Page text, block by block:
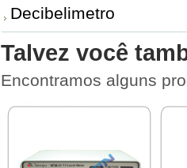
Decibelimetro
Talvez você
Encontramos alguns